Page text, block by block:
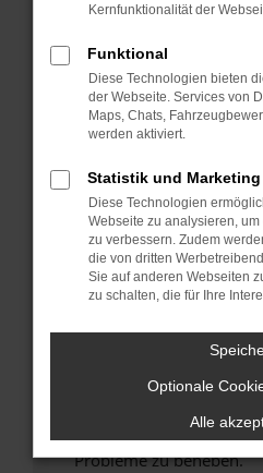
Fehler: Network
Beim Laden ist ein Fehler
Hier sind ein paar Tipps,
Internetverbindung.
Laden andere
Suchmaschine?
Prüfe deine
Manche
können das Laden
verhindern. Funktioniert
anderen Browser oder
Starte dein Gerät neu.
Das kann manchmal
Probleme zu beheben.
Kernfunktionalität der
Funktional
Diese Technologien bieten
der Webseite. Services von
Maps, Chats,
werden aktiviert.
Statistik und Marketing
Diese Technologien
Webseite zu analysieren,
zu verbessern. Zudem
die von dritten
Sie auf anderen Webseiten
zu schalten, die für Ihre
Optionale
Alle